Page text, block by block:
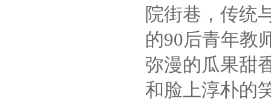
院街巷，传统
的90后青年教
弥漫的瓜果甜
和脸上淳朴的